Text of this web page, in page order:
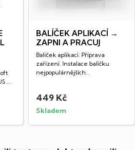
BALÍČEK APLIKACÍ →
ZAPNI A PRACUJ
Balíček aplikací. Příprava
zařízení. Instalace balíčku
nejpopulárnějších
449 Kč
Skladem